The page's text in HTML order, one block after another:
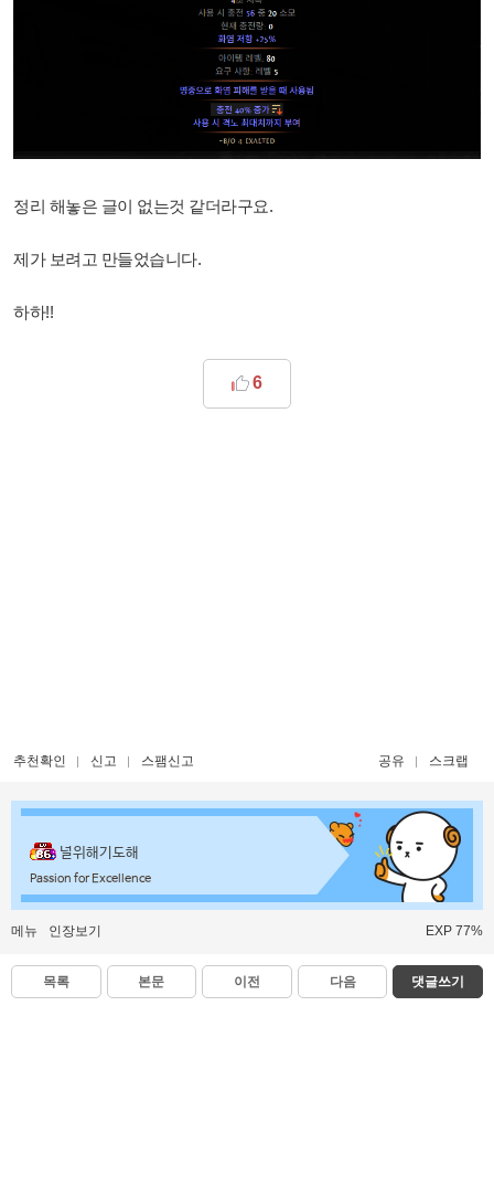
정리 해놓은 글이 없는것 같더라구요.
제가 보려고 만들었습니다.
하하!!
6
추천확인 신고 스팸신고 공유 스크랩
널위해기도해
Passion for Excellence
메뉴 인장보기 EXP 77%
목록 본문 이전 다음 댓글쓰기